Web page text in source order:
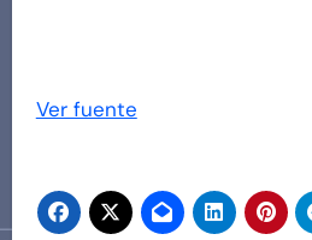
de
Ver fuente